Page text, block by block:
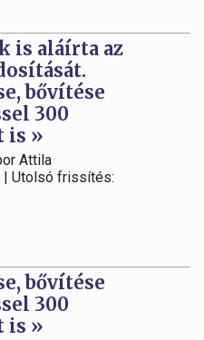
is aláírta az
bővítése
300
is »
Attila
| Utolsó frissítés:
bővítése
300
is »